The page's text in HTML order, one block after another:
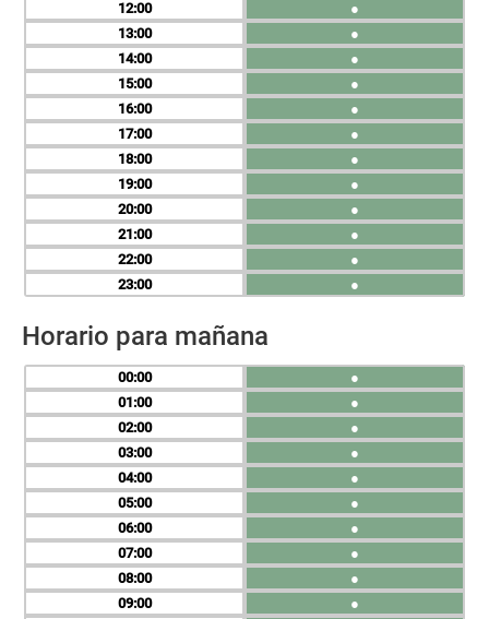
12
13
14
15
16
17
18
19
20
21
22
23
●
●
●
●
●
●
●
●
●
●
●
●
Horario para mañana
00
01
02
03
04
05
06
07
08
09
●
●
●
●
●
●
●
●
●
●